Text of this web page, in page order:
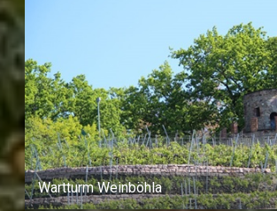
Wartturm Weinböhla